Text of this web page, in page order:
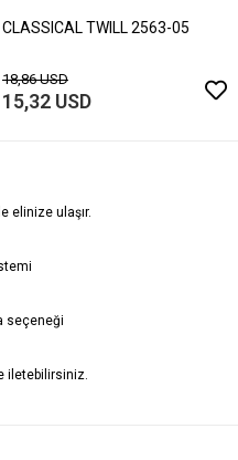
CLASSICAL TWILL 2563-05
18,86 USD
15,32 USD
elinize ulaşır.
seçeneği
iletebilirsiniz.